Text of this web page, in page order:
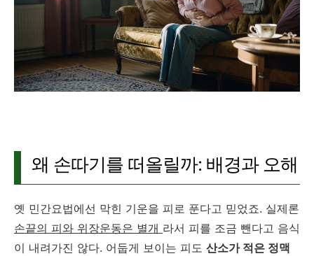
왜 손따기를 떠올릴까: 배경과 오해
옛 민간요법에선 막힌 기운을 피로 푼다고 믿었죠. 실제론
손끝의 피와 위장운동은 별개 라서 피를 조금 뺀다고 음식
이 내려가진 않다. 어둡게 보이는 피도 산소가 적은 정맥